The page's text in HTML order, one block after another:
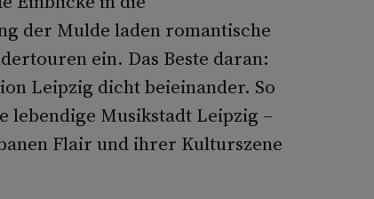
der Mulde laden romantische
ein. Das Beste daran:
Leipzig dicht beieinander. So
lebendige Musikstadt Leipzig –
Flair und ihrer Kulturszene